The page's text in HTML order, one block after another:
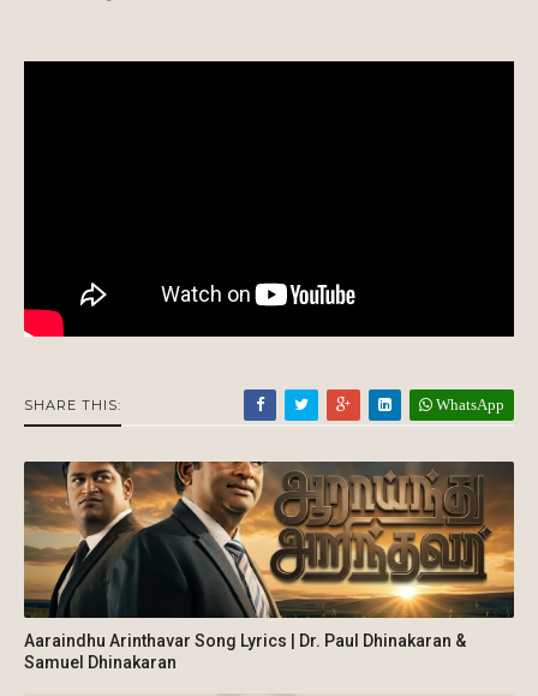
SHARE THIS: WhatsApp
Aaraindhu Arinthavar Song Lyrics | Dr. Paul Dhinakaran &
Samuel Dhinakaran